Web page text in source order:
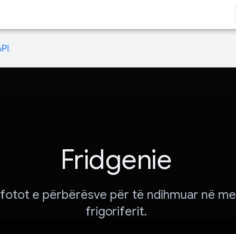
Fridgenie
e përbërësve për të ndihmuar në
frigoriferit.